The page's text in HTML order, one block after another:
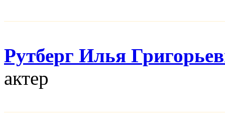
Рутберг Илья
актер